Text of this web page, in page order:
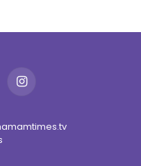
Instagram